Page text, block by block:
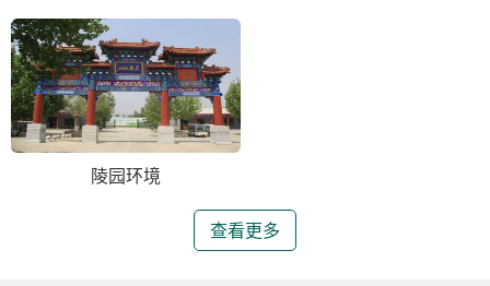
陵园环境
查看更多